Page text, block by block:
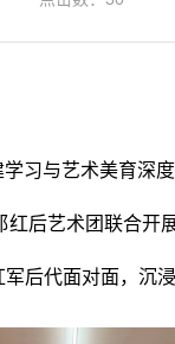
习与艺术美育深
后艺术团联合开
后代面对面，沉